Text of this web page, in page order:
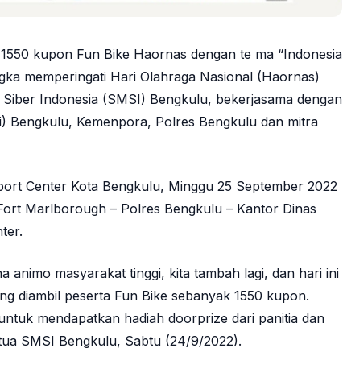
kupon Fun Bike Haornas dengan te ma “Indonesia
memperingati Hari Olahraga Nasional (Haornas)
Indonesia (SMSI) Bengkulu, bekerjasama dengan
Bengkulu, Kemenpora, Polres Bengkulu dan mitra
Center Kota Bengkulu, Minggu 25 September 2022
Marlborough – Polres Bengkulu – Kantor Dinas
animo masyarakat tinggi, kita tambah lagi, dan hari ini
diambil peserta Fun Bike sebanyak 1550 kupon.
mendapatkan hadiah doorprize dari panitia dan
SMSI Bengkulu, Sabtu (24/9/2022).